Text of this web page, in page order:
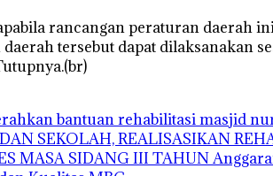
rancangan peraturan daerah
tersebut dapat dilaksanakan
bantuan rehabilitasi masjid
SEKOLAH, REALISASIKAN
MASA SIDANG III TAHUN